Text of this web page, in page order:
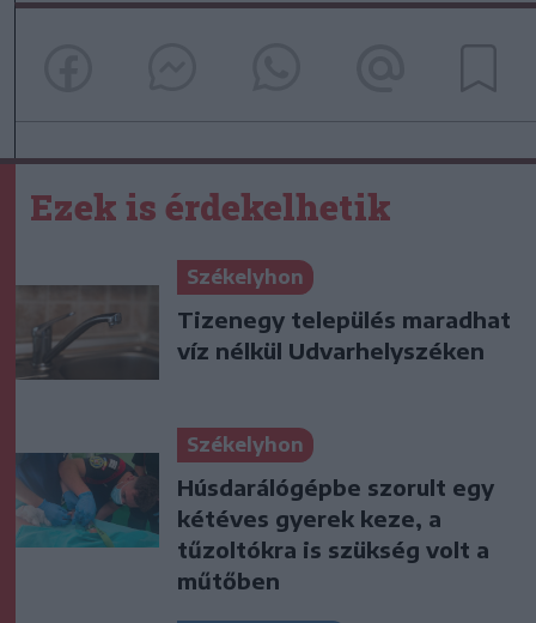
Ezek is érdekelhetik
Székelyhon
Tizenegy település maradhat
víz nélkül Udvarhelyszéken
Székelyhon
Húsdarálógépbe szorult egy
kétéves gyerek keze, a
tűzoltókra is szükség volt a
műtőben